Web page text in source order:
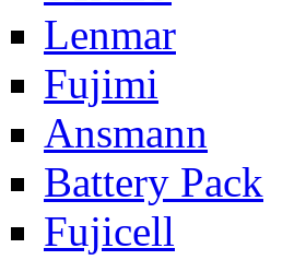
Lenmar
Fujimi
Ansmann
Battery Pack
Fujicell